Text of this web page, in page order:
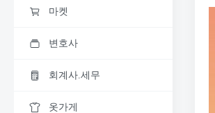
마켓
변호사
회계사.세무
옷가게